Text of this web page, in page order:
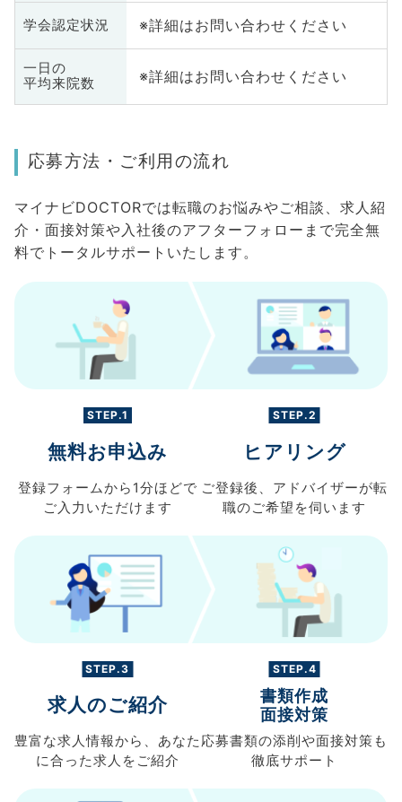
学会認定状況 ※詳細はお問い合わせください
一日の
平均来院数
※詳細はお問い合わせください
応募方法・ご利用の流れ
マイナビDOCTORでは転職のお悩みやご相談、求人紹
介・面接対策や入社後のアフターフォローまで完全無
料でトータルサポートいたします。
STEP.1
無料お申込み
登録フォームから 1分ほどで
ご入力 いただけます
STEP.2
ヒアリング
ご登録後、 アドバイザーが転
職のご希望を伺います
STEP.3
求人のご紹介
豊富な求人情報から、 あなた
に合った求人を ご紹介
STEP.4
書類作成
面接対策
応募書類の添削や面接対策も
徹底サポート